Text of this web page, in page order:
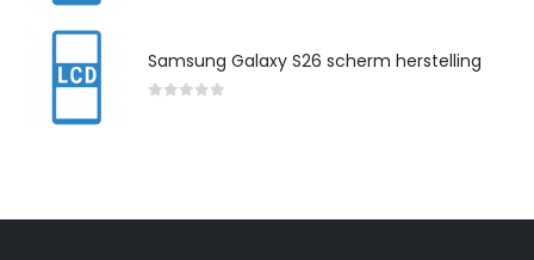
Samsung Galaxy S26 scherm herstelling